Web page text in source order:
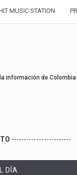
MUSIC STATION
información de Colombia
------------------------
DÍA